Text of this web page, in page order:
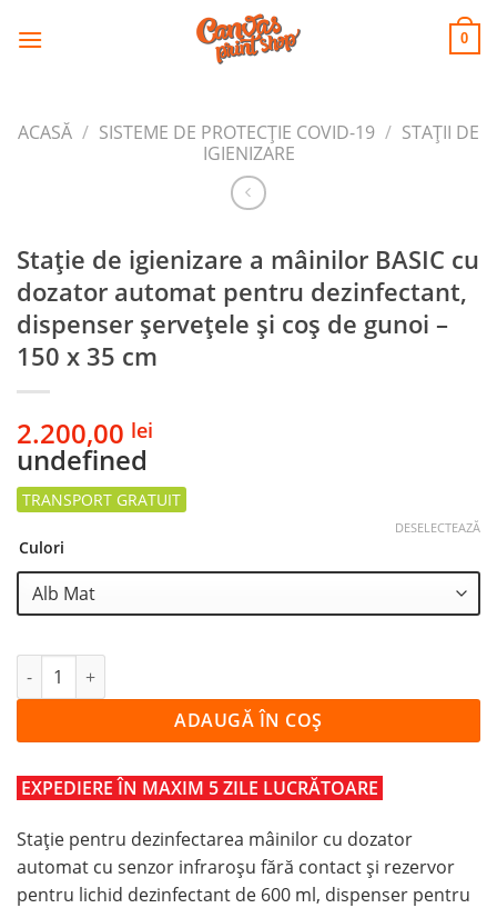
CANVAS
PRINT SHOP 0
ACASĂ / SISTEME DE PROTECȚIE COVID-19 / STAȚII DE
IGIENIZARE
Stație de igienizare a mâinilor BASIC cu
dozator automat pentru dezinfectant,
dispenser șervețele și coș de gunoi –
150 x 35 cm
2.200,00 lei
undefined
Culori
DESELECTEAZĂ
Cantitate Stație de igienizare a mâinilor BASIC cu
ADAUGĂ ÎN COȘ
EXPEDIERE ÎN MAXIM 5 ZILE LUCRĂTOARE
Stație pentru dezinfectarea mâinilor cu dozator
automat cu senzor infraroșu fără contact și rezervor
pentru lichid dezinfectant de 600 ml, dispenser pentru